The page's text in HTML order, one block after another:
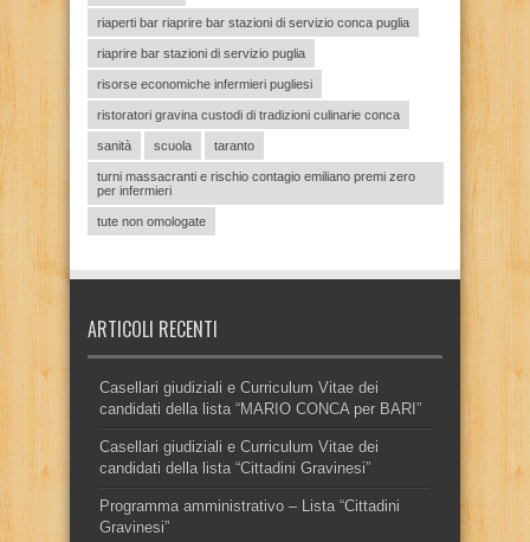
riaperti bar riaprire bar stazioni di servizio conca puglia
riaprire bar stazioni di servizio puglia
risorse economiche infermieri pugliesi
ristoratori gravina custodi di tradizioni culinarie conca
sanità scuola taranto
turni massacranti e rischio contagio emiliano premi zero
per infermieri
tute non omologate
ARTICOLI RECENTI
Casellari giudiziali e Curriculum Vitae dei
candidati della lista “MARIO CONCA per BARI”
Casellari giudiziali e Curriculum Vitae dei
candidati della lista “Cittadini Gravinesi”
Programma amministrativo – Lista “Cittadini
Gravinesi”